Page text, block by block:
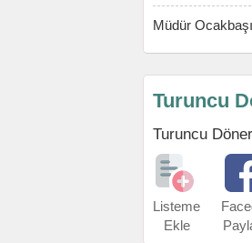
Müdür
Turuncu
Turuncu
Listeme
Ekle